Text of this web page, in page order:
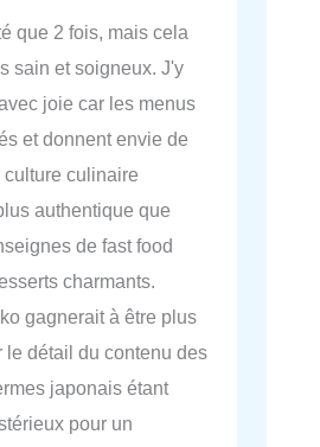
que 2 fois, mais cela
sain et soigneux. J'y
joie car les menus
et donnent envie de
culinaire
authentique que
de fast food
charmants.
gagnerait à être plus
le détail du contenu des
japonais étant
pour un